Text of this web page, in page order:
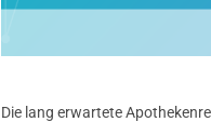
Die lang erwartete